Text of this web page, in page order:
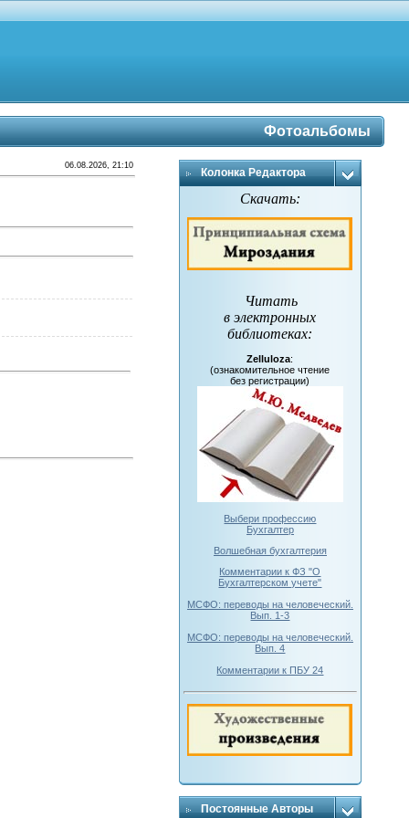
Фотоальбомы
06.08.2026, 21:10
Колонка Редактора
Скачать:
Читать
в электронных
библиотеках:
Zelluloza:
(ознакомительное чтение
без регистрации)
Выбери профессию
Бухгалтер
Волшебная бухгалтерия
Комментарии к ФЗ "О
Бухгалтерском учете"
МСФО: переводы на человеческий.
Вып. 1-3
МСФО: переводы на человеческий.
Вып. 4
Комментарии к ПБУ 24
Постоянные Авторы